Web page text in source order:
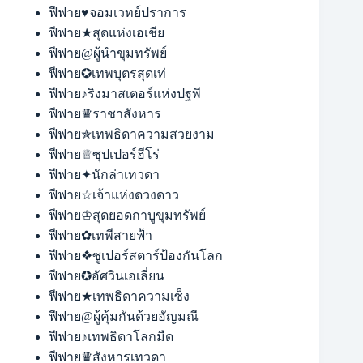
ฟีฟาย♥จอมเวทย์ปราการ
ฟีฟาย★สุดแห่งเอเชีย
ฟีฟาย@ผู้นำขุมทรัพย์
ฟีฟาย✪เทพบุตรสุดเท่
ฟีฟาย♪ริงมาสเตอร์แห่งปฐพี
ฟีฟาย♛ราชาสังหาร
ฟีฟาย✯เทพธิดาความสวยงาม
ฟีฟาย♕ซุปเปอร์ฮีโร่
ฟีฟาย✦นักล่าเทวดา
ฟีฟาย☆เจ้าแห่งดวงดาว
ฟีฟาย♔สุดยอดกาบูขุมทรัพย์
ฟีฟาย✿เทพีสายฟ้า
ฟีฟาย❖ซูเปอร์สตาร์ป้องกันโลก
ฟีฟาย✪อัศวินเอเลี่ยน
ฟีฟาย★เทพธิดาความเซ็ง
ฟีฟาย@ผู้คุ้มกันด้วยอัญมณี
ฟีฟาย♪เทพธิดาโลกมืด
ฟีฟาย♛สังหารเทวดา